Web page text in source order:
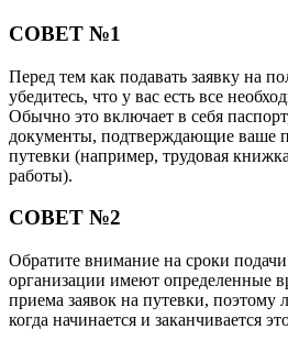
СОВЕТ №1
Перед тем как подавать заявку на
убедитесь, что у вас есть все
Обычно это включает в себя
документы, подтверждающие ваше
путевки (например, трудовая
работы).
СОВЕТ №2
Обратите внимание на сроки
организации имеют определенные
приема заявок на путевки, поэтому
когда начинается и заканчивается